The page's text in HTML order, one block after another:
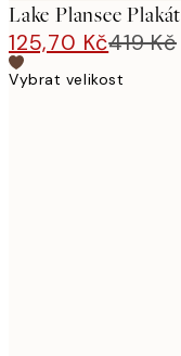
Lake Plansee Plakát
125,70 Kč419 Kč
Vybrat velikost